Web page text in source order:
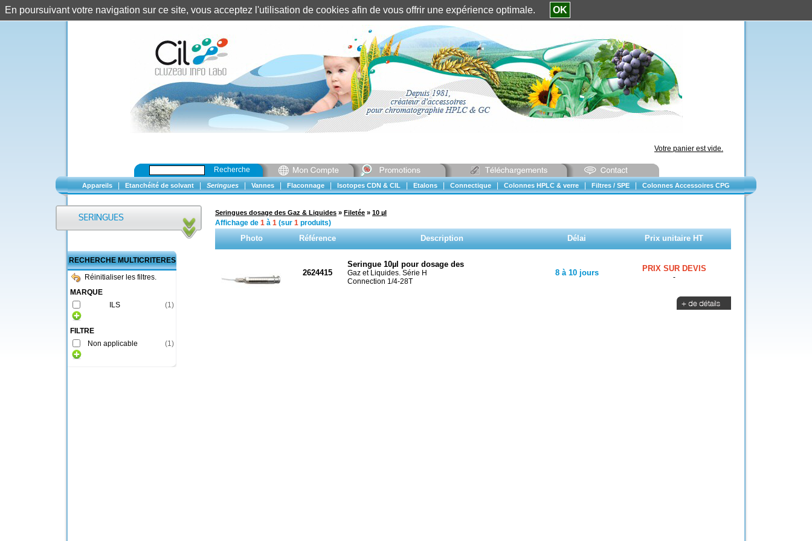
Identification client ||Mon compte
Votre panier est vide.
Recherche
Appareils Etanchéité de solvant Seringues Vannes Flaconnage Isotopes CDN & CIL Etalons Connectique Colonnes HPLC & verre Filtres / SPE Colonnes Accessoires CPG
RECHERCHE MULTICRITERES
Réinitialiser les filtres.
MARQUE
ILS
(1)
FILTRE
Non applicable
(1)
Seringues dosage des Gaz & Liquides » Filetée » 10 µl
Affichage de 1 à 1 (sur 1 produits)
Photo Référence Description Délai Prix unitaire HT
2624415
Seringue 10µl pour dosage des
Gaz et Liquides. Série H
Connection 1/4-28T
8 à 10 jours PRIX SUR DEVIS
-
En poursuivant votre navigation sur ce site, vous acceptez l'utilisation de cookies afin de vous offrir une expérience optimale. OK